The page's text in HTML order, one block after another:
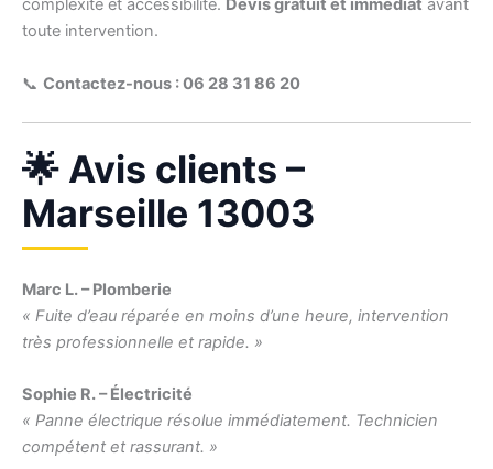
complexité et accessibilité. Devis gratuit et immédiat avant
toute intervention.
📞 Contactez-nous : 06 28 31 86 20
🌟 Avis clients –
Marseille 13003
Marc L. – Plomberie
« Fuite d’eau réparée en moins d’une heure, intervention
très professionnelle et rapide. »
Sophie R. – Électricité
« Panne électrique résolue immédiatement. Technicien
compétent et rassurant. »